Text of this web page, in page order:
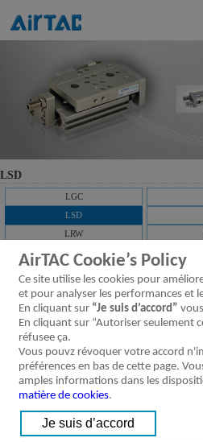
LSD
LGC
LSD
LRW
Guidages linéaires
autolubrifiante, série
Caractéristique
du produit
Spécification Installation et
utilisation
AirTAC Cookie’s Policy
Ce site utilise les cookies pour
et pour analyser les performances et
En cliquant sur “Je suis d’accord”
En cliquant sur “Autoriser seulement
réfusee ça.
Vous pouvz révoquer votre accord
préférences en bas de cette page.
amples informations dans les
matière de cookies.